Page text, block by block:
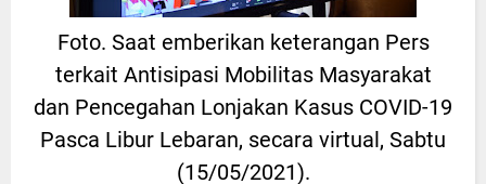
Foto. Saat emberikan keterangan Pers
terkait Antisipasi Mobilitas Masyarakat
dan Pencegahan Lonjakan Kasus COVID-19
Pasca Libur Lebaran, secara virtual, Sabtu
(15/05/2021).